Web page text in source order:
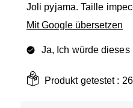
Joli pyjama. Taille
Mit Google übersetzen
Ja, Ich würde dieses
Produkt getestet :